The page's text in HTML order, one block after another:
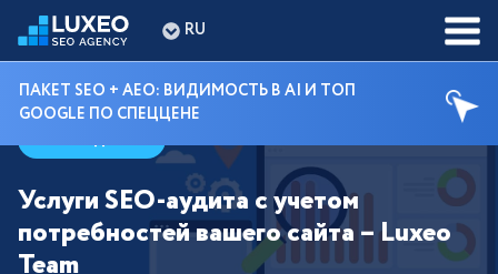
RU
ПАКЕТ SEO + AEO: ВИДИМОСТЬ В AI И ТОП
GOOGLE ПО СПЕЦЦЕНЕ
Гайды
Услуги SEO-аудита с учетом
потребностей вашего сайта – Luxeo
Team